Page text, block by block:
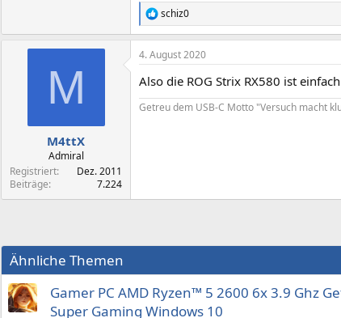
R
e
a
k
i
o
n
schiz0
M
M4ttX
Admiral
Registriert
Dez. 2011
Beiträge
7.224
4. August 2020
Also die ROG Strix RX580 ist
Getreu dem USB-C Motto "Versuch macht
Ähnliche Themen
Gamer PC AMD Ryzen™ 5 2600 6x 3.9 Ghz
Super Gaming Windows 10